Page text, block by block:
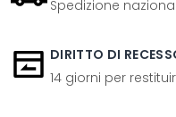
Spedizione
DIRITTO DI
14 giorni per